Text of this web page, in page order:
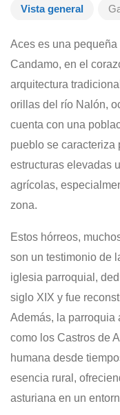
Vista general
Aces es una
Candamo, en el
arquitectura
orillas del río Nalón,
cuenta con una
pueblo se caracteriza
estructuras elevadas
agrícolas,
zona.
Estos hórreos,
son un testimonio de
iglesia parroquial,
siglo XIX y fue
Además, la parroquia
como los Castros de
humana desde
esencia rural,
asturiana en un